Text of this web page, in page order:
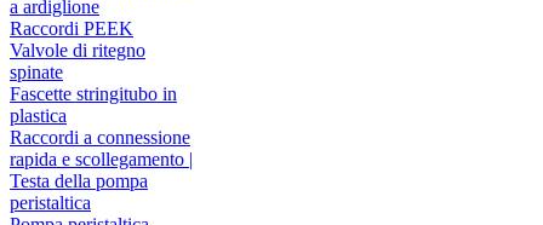
a ardiglione
Raccordi PEEK
Valvole di ritegno
spinate
Fascette stringitubo in
plastica
Raccordi a connessione
rapida e scollegamento |
Testa della pompa
peristaltica